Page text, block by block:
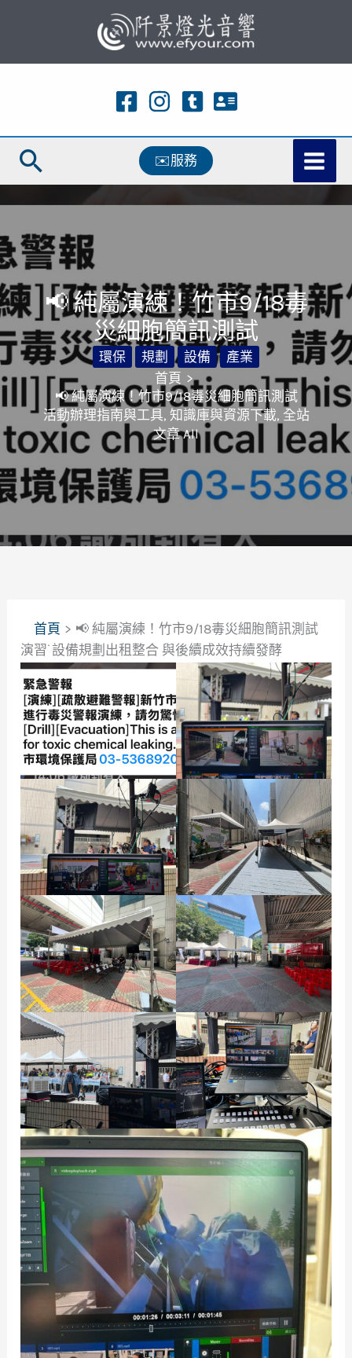
主
容
搜
尋
✉️服務
📢 純屬演練！竹市9/18毒
災細胞簡訊測試
環保 規劃 設備
產業
首頁
📢 純屬演練！竹市9/18毒災細胞簡訊測試
活動辦理指南與工具, 知識庫與資源下載, 全站
文章 All
首頁
📢 純屬演練！竹市9/18毒災細胞簡訊測試
演習˙設備規劃出租整合 與後續成效持續發酵